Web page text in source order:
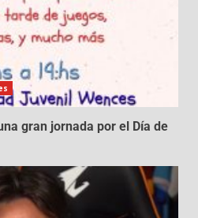
gran jornada por el Día de